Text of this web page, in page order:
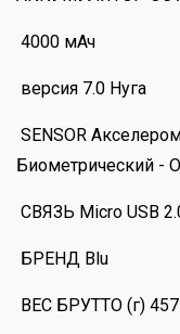
4000 мАч
версия 7.0 Нуга
SENSOR
Биометрический -
СВЯЗЬ Micro USB
БРЕНД Blu
ВЕС БРУТТО (г) 457